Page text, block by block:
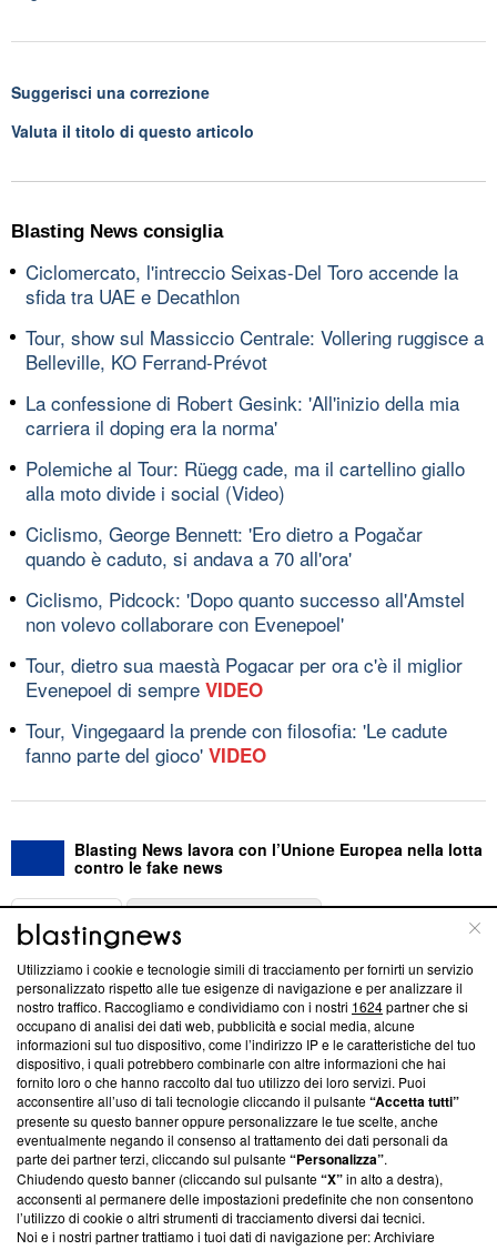
Suggerisci una correzione
Valuta il titolo di questo articolo
Blasting News consiglia
Ciclomercato, l'intreccio Seixas-Del Toro accende la
sfida tra UAE e Decathlon
Tour, show sul Massiccio Centrale: Vollering ruggisce a
Belleville, KO Ferrand-Prévot
La confessione di Robert Gesink: 'All'inizio della mia
carriera il doping era la norma'
Polemiche al Tour: Rüegg cade, ma il cartellino giallo
alla moto divide i social (Video)
Ciclismo, George Bennett: 'Ero dietro a Pogačar
quando è caduto, si andava a 70 all'ora'
Ciclismo, Pidcock: 'Dopo quanto successo all'Amstel
non volevo collaborare con Evenepoel'
Tour, dietro sua maestà Pogacar per ora c'è il miglior
Evenepoel di sempre VIDEO
Tour, Vingegaard la prende con filosofia: 'Le cadute
fanno parte del gioco' VIDEO
Blasting News lavora con l’Unione Europea nella lotta
contro le fake news
ABOUT
Questa sezione offre informazioni trasparenti su Blasting
News, sui nostri processi editoriali e su come ci impegniamo a
creare news di qualità. Inoltre, afferma la nostra aderenza a
‘Trust Project - News with Integrity’Blasting News non è
ancora membro del programma, ma ha richiesto di farne
parte; Trust Project non ha ancora effettuato una verifica di
conformità agli standard.
Su di noi
Team editoriale
Corporate
Utilizziamo i cookie e tecnologie simili di tracciamento per fornirti un servizio
personalizzato rispetto alle tue esigenze di navigazione e per analizzare il
nostro traffico. Raccogliamo e condividiamo con i nostri 1624partner che si
occupano di analisi dei dati web, pubblicità e social media, alcune
informazioni sul tuo dispositivo, come l’indirizzo IP e le caratteristiche del tuo
dispositivo, i quali potrebbero combinarle con altre informazioni che hai
fornito loro o che hanno raccolto dal tuo utilizzo dei loro servizi. Puoi
acconsentire all’uso di tali tecnologie cliccando il pulsante“Accetta tutti”
presente su questo banner oppure personalizzare le tue scelte, anche
eventualmente negando il consenso al trattamento dei dati personali da
parte dei partner terzi, cliccando sul pulsante“Personalizza”.
Chiudendo questo banner (cliccando sul pulsante“X”in alto a destra),
acconsenti al permanere delle impostazioni predefinite che non consentono
l’utilizzo di cookie o altri strumenti di tracciamento diversi dai tecnici.
Noi e i nostri partner trattiamo i tuoi dati di navigazione per: Archiviare